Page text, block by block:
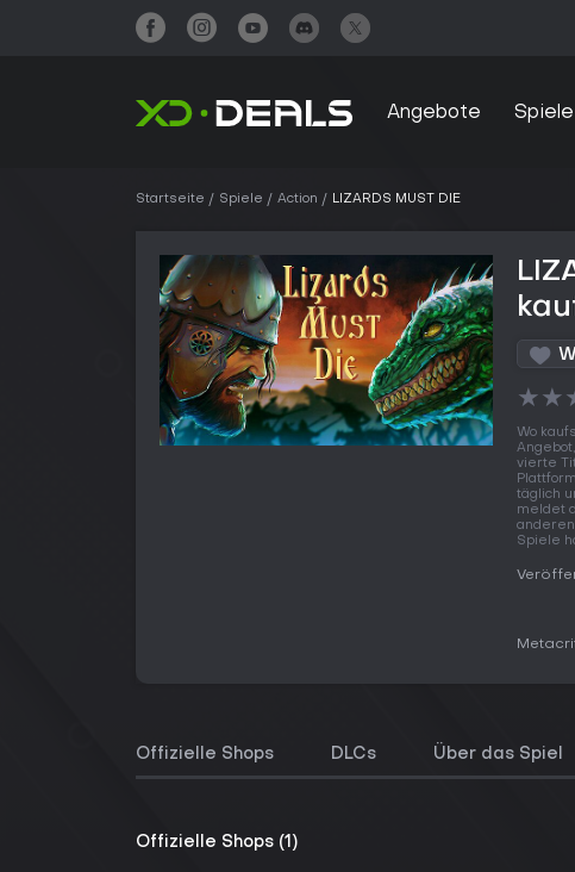
Angebote Spiele
Startseite Spiele Action LIZARDS MUST DIE
★★
Wo
Angebot,
vierte
täglich
meldet
Spiele
Offizielle Shops DLCs Über das Spiel
Offizielle Shops (1)